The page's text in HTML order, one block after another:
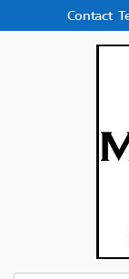
Contact